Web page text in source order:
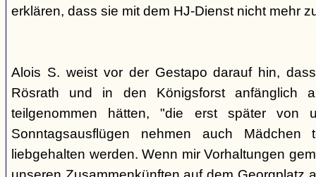
erklären, dass sie mit dem HJ-Dienst nicht mehr
Alois S. weist vor der Gestapo darauf hin,
Rösrath und in den Königsforst anfänglich
teilgenommen hätten, "die erst später von
Sonntagsausflügen nehmen auch
liebgehalten werden. Wenn mir Vorhaltungen